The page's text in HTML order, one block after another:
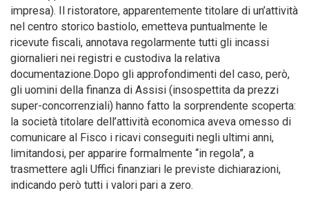
impresa). Il ristoratore, apparentemente titolare di un’attività
nel centro storico bastiolo, emetteva puntualmente le
ricevute fiscali, annotava regolarmente tutti gli incassi
giornalieri nei registri e custodiva la relativa
documentazione.Dopo gli approfondimenti del caso, però,
gli uomini della finanza di Assisi (insospettita da prezzi
super-concorrenziali) hanno fatto la sorprendente scoperta:
la società titolare dell’attività economica aveva omesso di
comunicare al Fisco i ricavi conseguiti negli ultimi anni,
limitandosi, per apparire formalmente “in regola”, a
trasmettere agli Uffici finanziari le previste dichiarazioni,
indicando però tutti i valori pari a zero.